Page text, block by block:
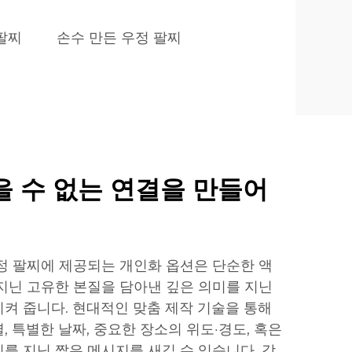
찌 손수 만든 우정 팔찌
수 없는 연결을 만들어
팔찌에 제공되는 개인화 옵션은 단순한 액
닌 고유한 본질을 담아낸 깊은 의미를 지닌
줍니다. 현대적인 맞춤 제작 기술을 통해
특별한 날짜, 중요한 장소의 위도·경도, 혹은